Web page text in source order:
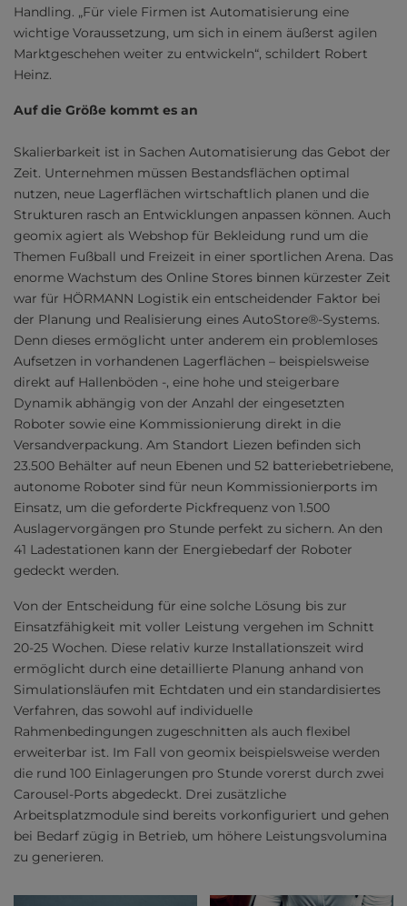
Handling. „Für viele Firmen ist Automatisierung eine
wichtige Voraussetzung, um sich in einem äußerst agilen
Marktgeschehen weiter zu entwickeln“, schildert Robert
Heinz.
Auf die Größe kommt es an
Skalierbarkeit ist in Sachen Automatisierung das Gebot der
Zeit. Unternehmen müssen Bestandsflächen optimal
nutzen, neue Lagerflächen wirtschaftlich planen und die
Strukturen rasch an Entwicklungen anpassen können. Auch
geomix agiert als Webshop für Bekleidung rund um die
Themen Fußball und Freizeit in einer sportlichen Arena. Das
enorme Wachstum des Online Stores binnen kürzester Zeit
war für HÖRMANN Logistik ein entscheidender Faktor bei
der Planung und Realisierung eines AutoStore®-Systems.
Denn dieses ermöglicht unter anderem ein problemloses
Aufsetzen in vorhandenen Lagerflächen – beispielsweise
direkt auf Hallenböden -, eine hohe und steigerbare
Dynamik abhängig von der Anzahl der eingesetzten
Roboter sowie eine Kommissionierung direkt in die
Versandverpackung. Am Standort Liezen befinden sich
23.500 Behälter auf neun Ebenen und 52 batteriebetriebene,
autonome Roboter sind für neun Kommissionierports im
Einsatz, um die geforderte Pickfrequenz von 1.500
Auslagervorgängen pro Stunde perfekt zu sichern. An den
41 Ladestationen kann der Energiebedarf der Roboter
gedeckt werden.
Von der Entscheidung für eine solche Lösung bis zur
Einsatzfähigkeit mit voller Leistung vergehen im Schnitt
20-25 Wochen. Diese relativ kurze Installationszeit wird
ermöglicht durch eine detaillierte Planung anhand von
Simulationsläufen mit Echtdaten und ein standardisiertes
Verfahren, das sowohl auf individuelle
Rahmenbedingungen zugeschnitten als auch flexibel
erweiterbar ist. Im Fall von geomix beispielsweise werden
die rund 100 Einlagerungen pro Stunde vorerst durch zwei
Carousel-Ports abgedeckt. Drei zusätzliche
Arbeitsplatzmodule sind bereits vorkonfiguriert und gehen
bei Bedarf zügig in Betrieb, um höhere Leistungsvolumina
zu generieren.